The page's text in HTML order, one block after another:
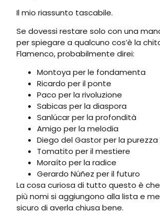
Il mio riassunto tascabile.
Se dovessi restare solo con una
per spiegare a qualcuno cos’è la
Flamenco, probabilmente direi:
Montoya per le fondamenta
Ricardo per il ponte
Paco per la rivoluzione
Sabicas per la diaspora
Sanlúcar per la profondità
Amigo per la melodia
Diego del Gastor per la purezza
Tomatito per il mestiere
Moraíto per la radice
Gerardo Núñez per il futuro
La cosa curiosa di tutto questo è
più nomi si aggiungono alla lista e
sicuro di averla chiusa bene.